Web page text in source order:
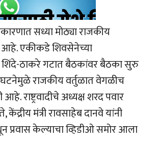
सध्या मोठ्या राजकीय
आहे. एकीकडे शिवसेनेच्या
शिंदे-ठाकरे गटात बैठकांवर बैठका सुरु
राजकीय वर्तुळात वेगळीच
राष्ट्रवादीचे अध्यक्ष शरद पवार
मंत्री रावसाहेब दानवे यांनी
प्रवास केल्याचा व्हिडीओ समोर आला